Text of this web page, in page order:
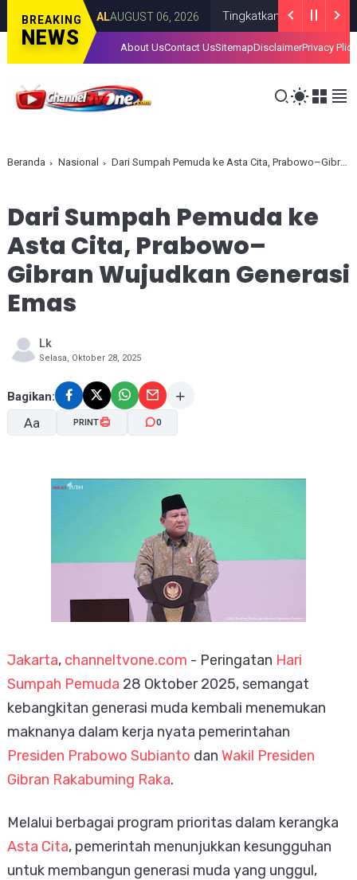
BREAKING
NEWS
NASIONALAUGUST 06, 2026 Tingkatkan Kualitas SDM
About UsContact UsSitemapDisclaimerPrivacy Plice
Beranda Nasional Dari Sumpah Pemuda ke Asta Cita, Prabowo–Gibran Wujudkan Generasi Emas
Dari Sumpah Pemuda ke
Asta Cita, Prabowo–
Gibran Wujudkan Generasi
Emas
Lk
Selasa, Oktober 28, 2025
Bagikan:
Aa PRINT 0
Jakarta, channeltvone.com - Peringatan Hari
Sumpah Pemuda 28 Oktober 2025, semangat
kebangkitan generasi muda kembali menemukan
maknanya dalam kerja nyata pemerintahan
Presiden Prabowo Subianto dan Wakil Presiden
Gibran Rakabuming Raka.
Melalui berbagai program prioritas dalam kerangka
Asta Cita, pemerintah menunjukkan kesungguhan
untuk membangun generasi muda yang unggul,